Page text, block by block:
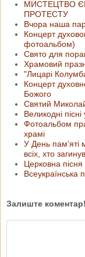
МИСТЕЦТВО
ПРОТЕСТУ
Вчора наша
Концерт
фотоальбом)
Свято для
Храмовий
"Лицарі
Концерт
Божого
Святий
Великодні
Фотоальбом
храмі
У День пам’яті
всіх, хто
Церковна
Залиште коментар!